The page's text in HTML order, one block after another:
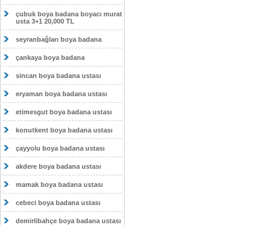
çubuk boya badana boyacı murat
usta 3+1 20,000 TL
seyranbağları boya badana
çankaya boya badana
sincan boya badana ustası
eryaman boya badana ustası
etimesgut boya badana ustası
konutkent boya badana ustası
çayyolu boya badana ustası
akdere boya badana ustası
mamak boya badana ustası
cebeci boya badana ustası
demirlibahçe boya badana ustası